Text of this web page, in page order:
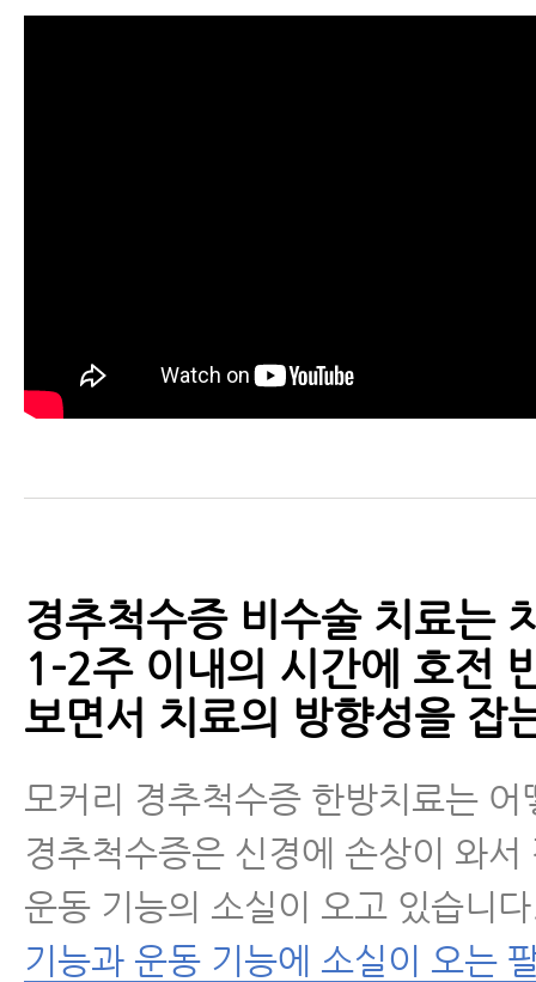
경추척수증 비수술 치료는
1-2주 이내의 시간에 호전
보면서 치료의 방향성을 잡
모커리 경추척수증 한방치료는 어
경추척수증은 신경에 손상이 와서
운동 기능의 소실이 오고 있습니
기능과 운동 기능에 소실이 오는